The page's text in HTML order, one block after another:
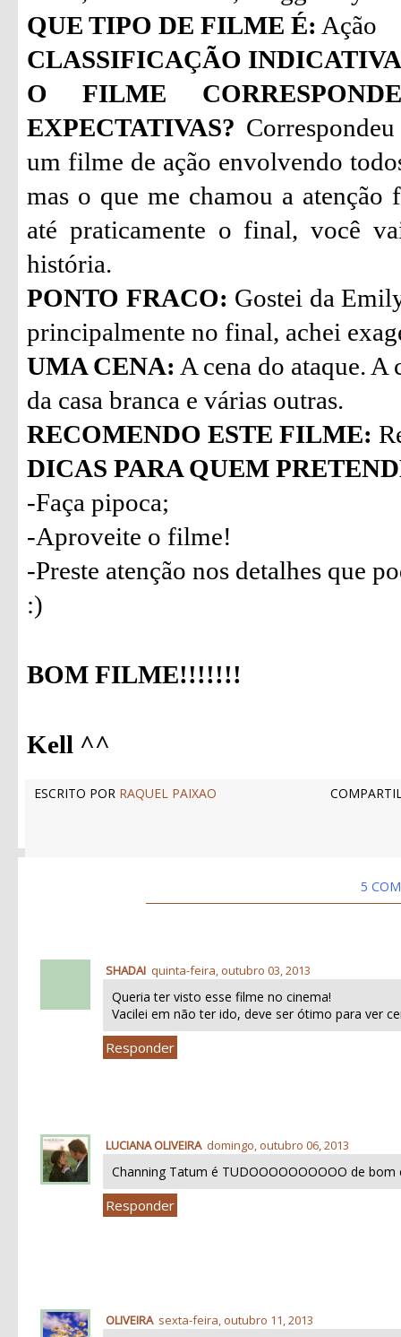
QUE TIPO DE FILME É: Ação
CLASSIFICAÇÃO
O FILME
EXPECTATIVAS?
um filme de ação envolvendo
mas o que me chamou a
até praticamente o final, você
história.
PONTO FRACO: Gostei da
principalmente no final, achei
UMA CENA: A cena do ataque.
da casa branca e várias outras.
RECOMENDO ESTE FILME:
DICAS PARA QUEM
-Faça pipoca;
-Aproveite o filme!
-Preste atenção nos detalhes que
:)
BOM FILME!!!!!!!
Kell ^^
ESCRITO POR RAQUEL PAIXAO
5
SHADAI quinta-feira, outubro 03, 2013
Queria ter visto esse filme no cinema!
Vacilei em não ter ido, deve ser ótimo para ver
Responder
LUCIANA OLIVEIRA domingo, outubro 06, 2013
Channing Tatum é TUDOOOOOOOOOO de
Responder
OLIVEIRA sexta-feira, outubro 11, 2013